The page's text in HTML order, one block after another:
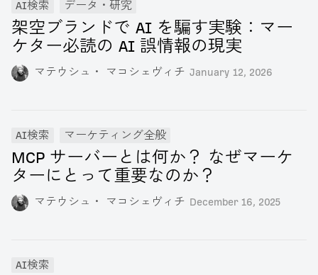
マテウシュ・ マコシェヴィチ January 12, 2026
AI検索 データ・研究
架空ブランドで AI を騙す実験：マー
ケター必読の AI 誤情報の現実
マテウシュ・ マコシェヴィチ December 16, 2025
AI検索 マーケティング全般
MCP サーバーとは何か？ なぜマーケ
ターにとって重要なのか？
AI検索